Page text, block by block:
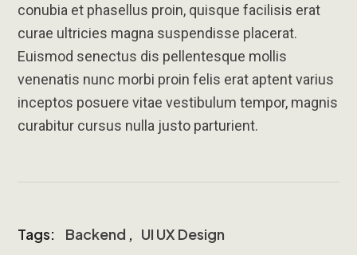
conubia et phasellus proin, quisque facilisis erat
curae ultricies magna suspendisse placerat.
Euismod senectus dis pellentesque mollis
venenatis nunc morbi proin felis erat aptent varius
inceptos posuere vitae vestibulum tempor, magnis
curabitur cursus nulla justo parturient.
Tags: Backend , UI UX Design